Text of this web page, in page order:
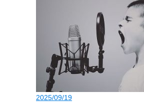
2025/09/19